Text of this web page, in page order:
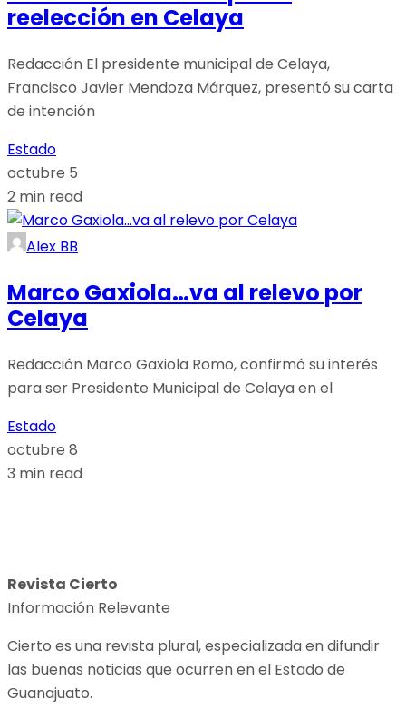
reelección en Celaya
Redacción El presidente municipal de Celaya,
Francisco Javier Mendoza Márquez, presentó su carta
de intención
Estado
octubre 5
2 min read
Alex BB
Marco Gaxiola…va al relevo por
Celaya
Redacción Marco Gaxiola Romo, confirmó su interés
para ser Presidente Municipal de Celaya en el
Estado
octubre 8
3 min read
Revista Cierto
Información Relevante
Cierto es una revista plural, especializada en difundir
las buenas noticias que ocurren en el Estado de
Guanajuato.